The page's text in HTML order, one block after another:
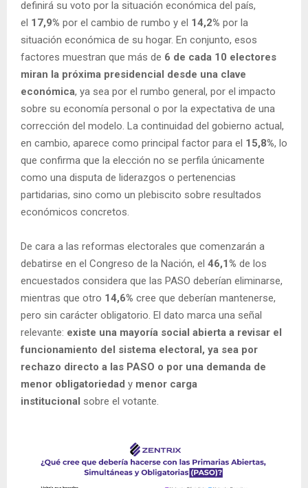
definirá su voto por la situación económica del país,
el 17,9% por el cambio de rumbo y el 14,2% por la
situación económica de su hogar. En conjunto, esos
factores muestran que más de 6 de cada 10 electores
miran la próxima presidencial desde una clave
económica, ya sea por el rumbo general, por el impacto
sobre su economía personal o por la expectativa de una
corrección del modelo. La continuidad del gobierno actual,
en cambio, aparece como principal factor para el 15,8%, lo
que confirma que la elección no se perfila únicamente
como una disputa de liderazgos o pertenencias
partidarias, sino como un plebiscito sobre resultados
económicos concretos.
De cara a las reformas electorales que comenzarán a
debatirse en el Congreso de la Nación, el 46,1% de los
encuestados considera que las PASO deberían eliminarse,
mientras que otro 14,6% cree que deberían mantenerse,
pero sin carácter obligatorio. El dato marca una señal
relevante: existe una mayoría social abierta a revisar el
funcionamiento del sistema electoral, ya sea por
rechazo directo a las PASO o por una demanda de
menor obligatoriedad y menor carga
institucional sobre el votante.